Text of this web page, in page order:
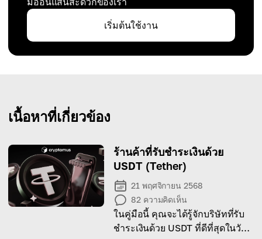
เริ่มต้นใช้งาน
เนื้อหาที่เกี่ยวข้อง
ร้านค้าที่รับชำระเงินด้วย
USDT (Tether)
21 พฤศจิกายน 2568
82 ความคิดเห็น
ในคู่มือนี้ คุณจะได้รู้จักบริษัทที่รับ
ชำระเงินด้วย USDT ที่ดีที่สุดในวันนี้